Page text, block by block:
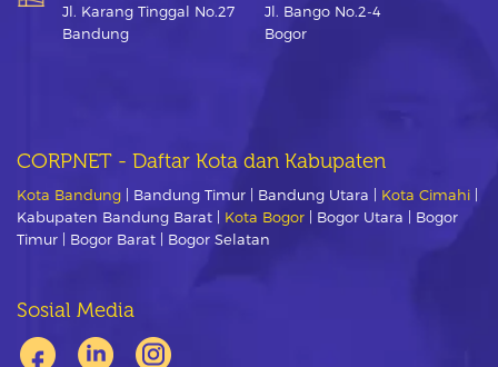
Jl. Karang Tinggal No.27
Bandung
Jl. Bango No.2-4
Bogor
CORPNET - Daftar Kota dan Kabupaten
Kota Bandung | Bandung Timur | Bandung Utara | Kota Cimahi
Kabupaten Bandung Barat | Kota Bogor | Bogor Utara | Bogor
Timur | Bogor Barat | Bogor Selatan
Sosial Media